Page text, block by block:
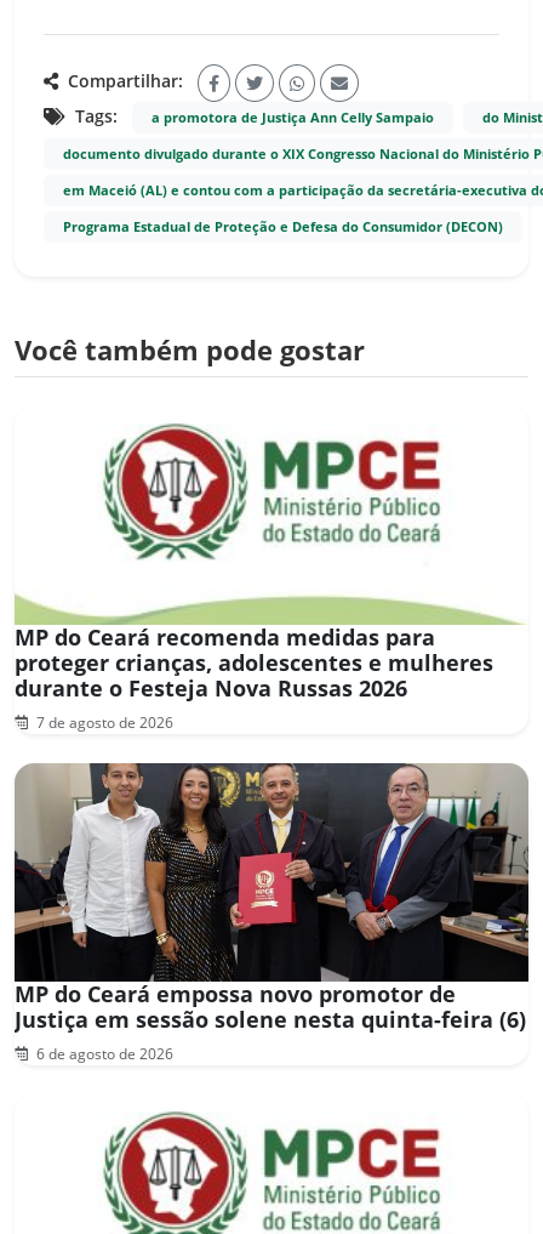
Compartilhar:
Tags:
a promotora de Justiça Ann Celly Sampaio do
documento divulgado durante o XIX Congresso Nacional do Ministério
em Maceió (AL) e contou com a participação da secretária-executiva
Programa Estadual de Proteção e Defesa do Consumidor (DECON)
Você também pode gostar
MP do Ceará recomenda medidas para
proteger crianças, adolescentes e mulheres
durante o Festeja Nova Russas 2026
7 de agosto de 2026
MP do Ceará empossa novo promotor de
Justiça em sessão solene nesta quinta-feira (6)
6 de agosto de 2026